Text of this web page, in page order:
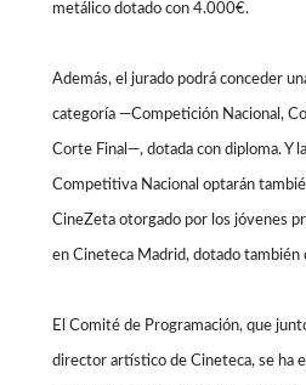
metálico dotado con 4.000€.
Además, el jurado podrá conceder
categoría —Competición Nacional,
Corte Final—, dotada con diploma. Y
Competitiva Nacional optarán
CineZeta otorgado por los jóvenes
en Cineteca Madrid, dotado también
El Comité de Programación, que
director artístico de Cineteca, se ha